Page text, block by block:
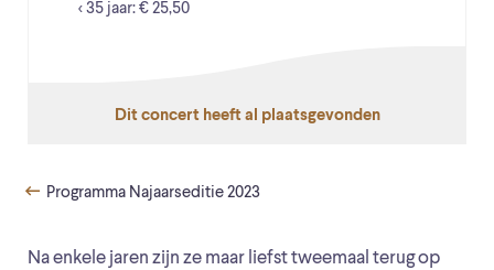
Na enkele jaren zijn ze maar liefst tweemaal terug op
< 35 jaar: € 25,50
Dit concert heeft al plaatsgevonden
Programma Najaarseditie 2023